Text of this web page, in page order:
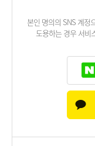
본인 명의의 SNS 계정
도용하는 경우 서비